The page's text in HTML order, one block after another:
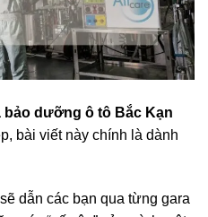
bảo dưỡng ô tô Bắc Kạn
bài viết này chính là dành
dẫn các bạn qua từng gara